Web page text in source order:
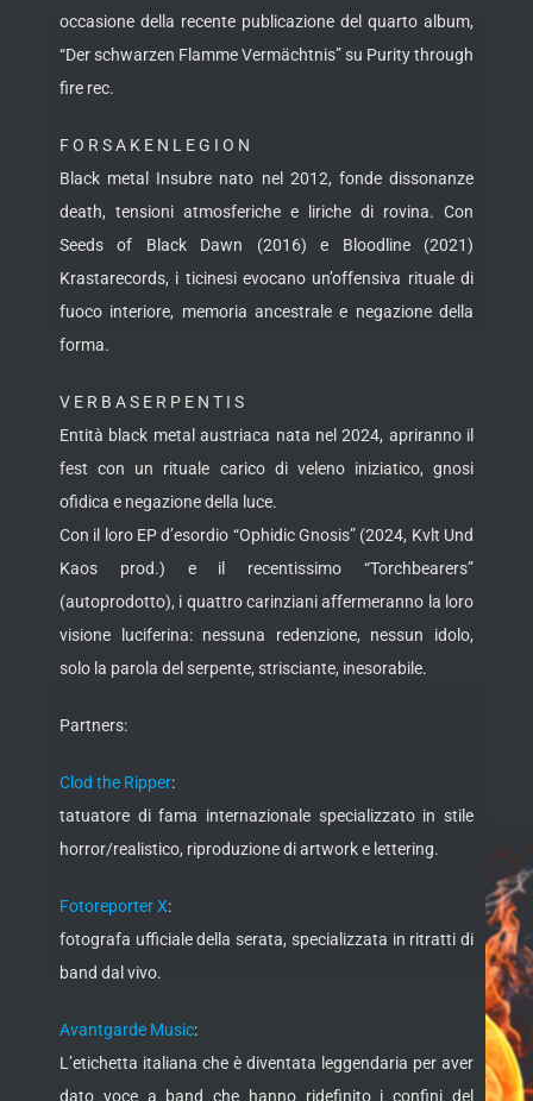
occasione della recente publicazione del quarto album,
“Der schwarzen Flamme Vermächtnis” su Purity through
fire rec.
F O R S A K E N L E G I O N
Black metal Insubre nato nel 2012, fonde dissonanze
death, tensioni atmosferiche e liriche di rovina. Con
Seeds of Black Dawn (2016) e Bloodline (2021)
Krastarecords, i ticinesi evocano un’offensiva rituale di
fuoco interiore, memoria ancestrale e negazione della
forma.
V E R B A S E R P E N T I S
Entità black metal austriaca nata nel 2024, apriranno il
fest con un rituale carico di veleno iniziatico, gnosi
ofidica e negazione della luce.
Con il loro EP d’esordio “Ophidic Gnosis” (2024, Kvlt Und
Kaos prod.) e il recentissimo “Torchbearers”
(autoprodotto), i quattro carinziani affermeranno la loro
visione luciferina: nessuna redenzione, nessun idolo,
solo la parola del serpente, strisciante, inesorabile.
Partners:
Clod the Ripper:
tatuatore di fama internazionale specializzato in stile
horror/realistico, riproduzione di artwork e lettering.
Fotoreporter X:
fotografa ufficiale della serata, specializzata in ritratti di
band dal vivo.
Avantgarde Music:
​L’etichetta italiana che è diventata leggendaria per aver
dato voce a band che hanno ridefinito i confini del